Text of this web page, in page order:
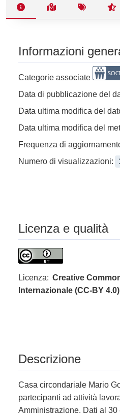
Informazioni
Categorie associate
Data di pubblicazione del
Data ultima modifica del
Data ultima modifica del
Frequenza di
Numero di visualizzazioni:
Licenza e qualità
Licenza: Creative
Internazionale (CC-BY 4.0)
Descrizione
Casa circondariale Mario
partecipanti ad attività
Amministrazione. Dati al